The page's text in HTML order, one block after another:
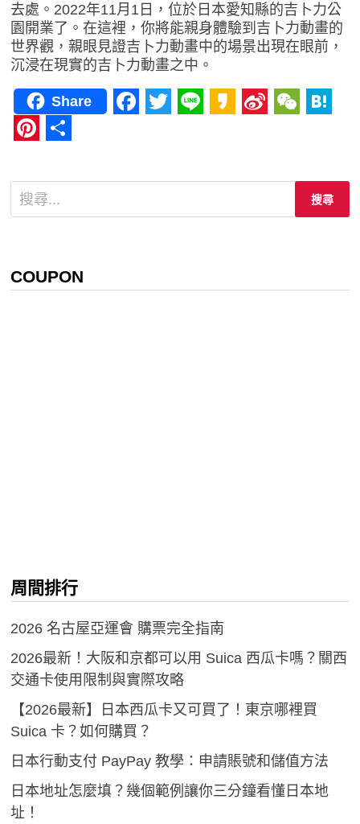
去處。2022年11月1日，位於日本愛知縣的吉卜力公
園開業了。在這裡，你將能親身體驗到吉卜力動畫的
世界觀，親眼見證吉卜力動畫中的場景出現在眼前，
沉浸在現實的吉卜力動畫之中。
Share
享
搜
尋
COUPON
周間排行
2026 名古屋亞運會 購票完全指南
2026最新！大阪和京都可以用 Suica 西瓜卡嗎？關西
交通卡使用限制與實際攻略
【2026最新】日本西瓜卡又可買了！東京哪裡買
Suica 卡？如何購買？
日本行動支付 PayPay 教學：申請賬號和儲值方法
日本地址怎麼填？幾個範例讓你三分鐘看懂日本地
址！